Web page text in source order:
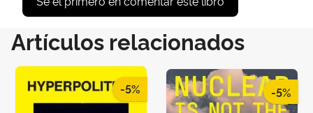
Artículos relacionados
-5% -5%